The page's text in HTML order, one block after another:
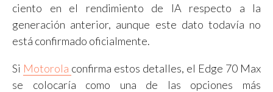
ciento en el rendimiento de IA respecto a la
generación anterior, aunque este dato todavía no
está confirmado oficialmente.
Si Motorola confirma estos detalles, el Edge 70 Max
se colocaría como una de las opciones más